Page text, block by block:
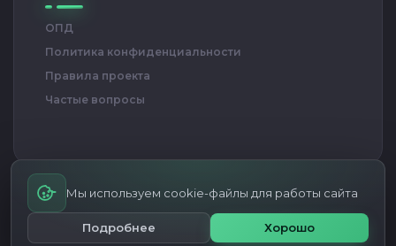
ОПД
Политика конфиденциальности
Правила проекта
Частые вопросы
RED BULL ARENA — Проект игровых серверов CS 1.6© Все права
защищены
Мы используем cookie-файлы для работы сайта
Подробнее Хорошо